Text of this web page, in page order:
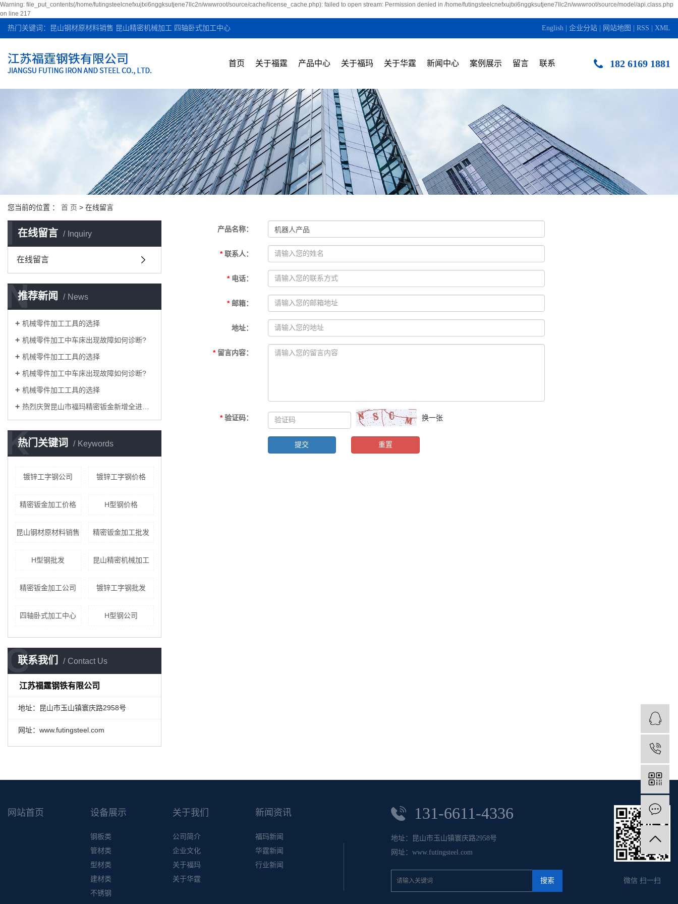
Warning: file_put_contents(/home/futingsteelcnefxujtxi6nggksutjene7llc2n/wwwroot/source/cache/license_cache.php): failed to open stream: Permission denied in /home/futingsteelcnefxujtxi6nggksutjene7llc2n/wwwroot/source/model/api.class.php
on line 217
热门关键词： 昆山钢材原材料销售 昆山精密机械加工 四轴卧式加工中心 English 企业分站 网站地图 RSS XML
首页 关于福霆 产品中心 关于福玛 关于华霆 新闻中心 案例展示 留言 联系 182 6169 1881
您当前的位置 ： 首 页 > 在线留言
在线留言 Inquiry
I
在线留言
推荐新闻 News
N
机械零件加工工具的选择
机械零件加工中车床出现故障如何诊断?
机械零件加工工具的选择
机械零件加工中车床出现故障如何诊断?
机械零件加工工具的选择
热烈庆贺昆山市福玛精密钣金新增全进口高端钣金加工设备即将投入生产
热门关键词 Keywords
K
镀锌工字钢公司 镀锌工字钢价格
精密钣金加工价格 H型钢价格
昆山钢材原材料销售 精密钣金加工批发
H型钢批发 昆山精密机械加工
精密钣金加工公司 镀锌工字钢批发
四轴卧式加工中心 H型钢公司
联系我们 Contact Us
C
江苏福霆钢铁有限公司
地址：昆山市玉山镇寰庆路2958号
网址：www.futingsteel.com
产品名称：
* 联系人：
* 电话：
* 邮箱：
地址：
* 留言内容：
* 验证码： 换一张
网站首页 设备展示
钢板类
管材类
型材类
建材类
不锈钢
关于我们
公司简介
企业文化
关于福玛
关于华霆
新闻资讯
福玛新闻
华霆新闻
行业新闻
131-6611-4336
地址：昆山市玉山镇寰庆路2958号
网址：www.futingsteel.com
微信 扫一扫